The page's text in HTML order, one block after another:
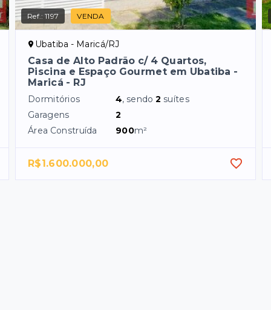
Ref.:1197 VENDA
Ubatiba - Maricá/RJ
Casa de Alto Padrão c/ 4 Quartos,
Piscina e Espaço Gourmet em Ubatiba -
Maricá - RJ
Dormitórios 4, sendo2 suítes
Garagens
2
Área Construída
900m²
R$1.600.000,00